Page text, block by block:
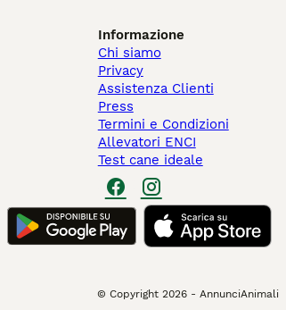
Informazione
Chi siamo
Privacy
Assistenza Clienti
Press
Termini e Condizioni
Allevatori ENCI
Test cane ideale
© Copyright 2026 - AnnunciAnimali